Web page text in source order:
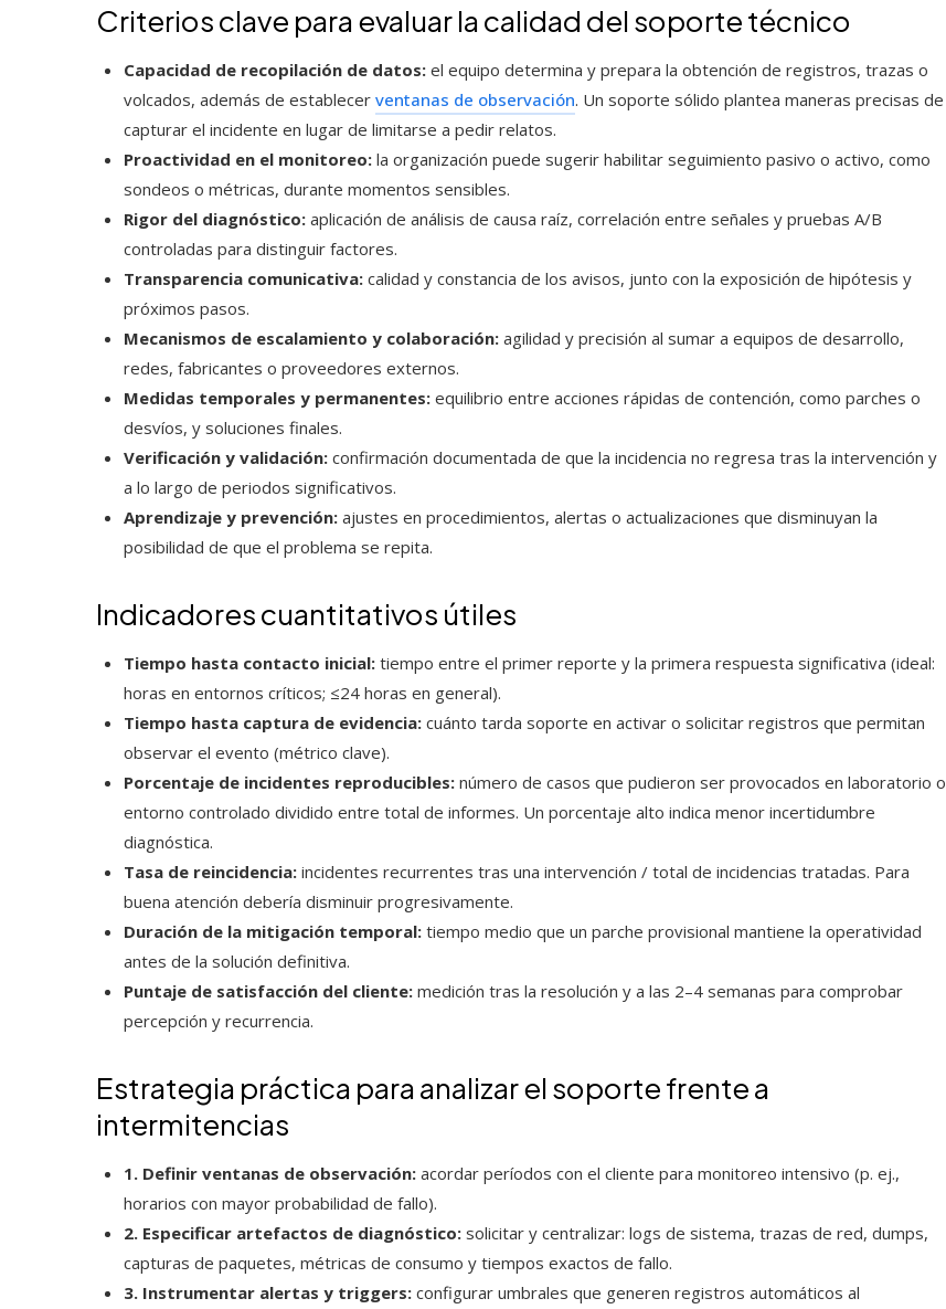
Criterios clave para evaluar la calidad del soporte técnico
Capacidad de recopilación de datos: el equipo determina y prepara la obtención de registros, trazas o
volcados, además de establecer ventanas de observación. Un soporte sólido plantea maneras precisas de
capturar el incidente en lugar de limitarse a pedir relatos.
Proactividad en el monitoreo: la organización puede sugerir habilitar seguimiento pasivo o activo, como
sondeos o métricas, durante momentos sensibles.
Rigor del diagnóstico: aplicación de análisis de causa raíz, correlación entre señales y pruebas A/B
controladas para distinguir factores.
Transparencia comunicativa: calidad y constancia de los avisos, junto con la exposición de hipótesis y
próximos pasos.
Mecanismos de escalamiento y colaboración: agilidad y precisión al sumar a equipos de desarrollo,
redes, fabricantes o proveedores externos.
Medidas temporales y permanentes: equilibrio entre acciones rápidas de contención, como parches o
desvíos, y soluciones finales.
Verificación y validación: confirmación documentada de que la incidencia no regresa tras la intervención y
a lo largo de periodos significativos.
Aprendizaje y prevención: ajustes en procedimientos, alertas o actualizaciones que disminuyan la
posibilidad de que el problema se repita.
Indicadores cuantitativos útiles
Tiempo hasta contacto inicial: tiempo entre el primer reporte y la primera respuesta significativa (ideal:
horas en entornos críticos; ≤24 horas en general).
Tiempo hasta captura de evidencia: cuánto tarda soporte en activar o solicitar registros que permitan
observar el evento (métrico clave).
Porcentaje de incidentes reproducibles: número de casos que pudieron ser provocados en laboratorio o
entorno controlado dividido entre total de informes. Un porcentaje alto indica menor incertidumbre
diagnóstica.
Tasa de reincidencia: incidentes recurrentes tras una intervención / total de incidencias tratadas. Para
buena atención debería disminuir progresivamente.
Duración de la mitigación temporal: tiempo medio que un parche provisional mantiene la operatividad
antes de la solución definitiva.
Puntaje de satisfacción del cliente: medición tras la resolución y a las 2–4 semanas para comprobar
percepción y recurrencia.
Estrategia práctica para analizar el soporte frente a
intermitencias
1. Definir ventanas de observación: acordar períodos con el cliente para monitoreo intensivo (p. ej.,
horarios con mayor probabilidad de fallo).
2. Especificar artefactos de diagnóstico: solicitar y centralizar: logs de sistema, trazas de red, dumps,
capturas de paquetes, métricas de consumo y tiempos exactos de fallo.
3. Instrumentar alertas y triggers: configurar umbrales que generen registros automáticos al